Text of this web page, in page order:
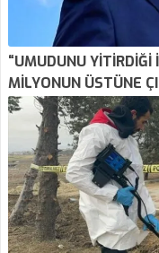
“UMUDUNU YİTİRDİĞİ
MİLYONUN ÜSTÜNE